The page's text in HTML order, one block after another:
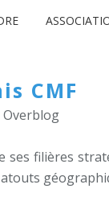
CMF
Overblog
ses filières